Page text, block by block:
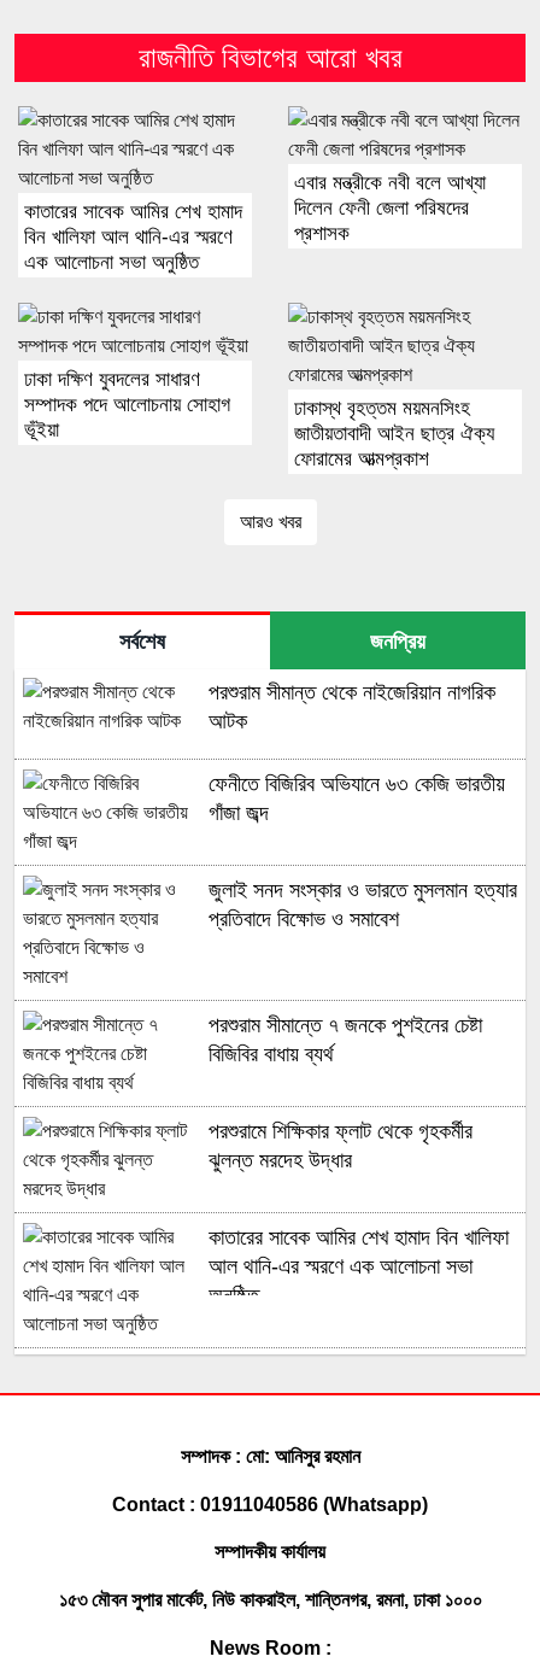
রাজনীতি বিভাগের আরো খবর
কাতারের সাবেক আমির শেখ হামাদ
বিন খালিফা আল থানি-এর স্মরণে
এক আলোচনা সভা অনুষ্ঠিত
এবার মন্ত্রীকে নবী বলে আখ্যা
দিলেন ফেনী জেলা পরিষদের
প্রশাসক
ঢাকা দক্ষিণ যুবদলের সাধারণ
সম্পাদক পদে আলোচনায় সোহাগ
ভূঁইয়া
ঢাকাস্থ বৃহত্তম ময়মনসিংহ
জাতীয়তাবাদী আইন ছাত্র ঐক্য
ফোরামের আত্মপ্রকাশ
আরও খবর
সর্বশেষ জনপ্রিয়
পরশুরাম সীমান্ত থেকে নাইজেরিয়ান নাগরিক
আটক
ফেনীতে বিজিরিব অভিযানে ৬৩ কেজি ভারতীয়
গাঁজা জব্দ
জুলাই সনদ সংস্কার ও ভারতে মুসলমান হত্যার
প্রতিবাদে বিক্ষোভ ও সমাবেশ
পরশুরাম সীমান্তে ৭ জনকে পুশইনের চেষ্টা
বিজিবির বাধায় ব্যর্থ
পরশুরামে শিক্ষিকার ফ্লাট থেকে গৃহকর্মীর
ঝুলন্ত মরদেহ উদ্ধার
কাতারের সাবেক আমির শেখ হামাদ বিন খালিফা
আল থানি-এর স্মরণে এক আলোচনা সভা
অনুষ্ঠিত
লোকালয়ে পানি ঢুকেছে
পণ্য জব্দ করেছে বিজিবি
সোনাগাজীতে মাছবোঝাই পিকআপ ছিনতাই,
পুলিশী অভিযানে উদ্ধার
সম্পাদক : মো: আনিসুর রহমান
Contact : 01911040586 (Whatsapp)
সম্পাদকীয় কার্যালয়
১৫৩ মৌবন সুপার মার্কেট, নিউ কাকরাইল, শান্তিনগর, রমনা, ঢাকা ১০০০
News Room :